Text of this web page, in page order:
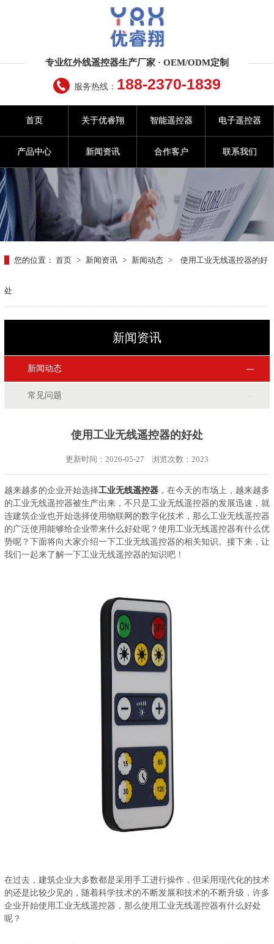
专业红外线遥控器生产厂家 · OEM/ODM定制
服务热线： 188-2370-1839
首页 关于优睿翔 智能遥控器 电子遥控器
产品中心 新闻资讯 合作客户 联系我们
您的位置： 首页 > 新闻资讯 > 新闻动态 > 使用工业无线遥控器的好
处
新闻资讯
新闻动态
常见问题
使用工业无线遥控器的好处
更新时间：2026-05-27 浏览次数： 2023
越来越多的企业开始选择工业无线遥控器，在今天的市场上，越来越多
的工业无线遥控器被生产出来，不只是工业无线遥控器的发展迅速，就
连建筑企业也开始选择使用物联网的数字化技术，那么工业无线遥控器
的广泛使用能够给企业带来什么好处呢？使用工业无线遥控器有什么优
势呢？下面将向大家介绍一下工业无线遥控器的相关知识。接下来，让
我们一起来了解一下工业无线遥控器的知识吧！
在过去，建筑企业大多数都是采用手工进行操作，但采用现代化的技术
的还是比较少见的，随着科学技术的不断发展和技术的不断升级，许多
企业开始使用工业无线遥控器，那么使用工业无线遥控器有什么好处
呢？